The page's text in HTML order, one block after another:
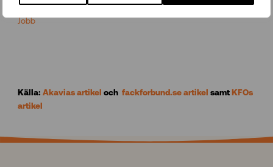
Jobb
Källa: Akavias artikel och fackforbund.se artikel samt KFOs
artikel